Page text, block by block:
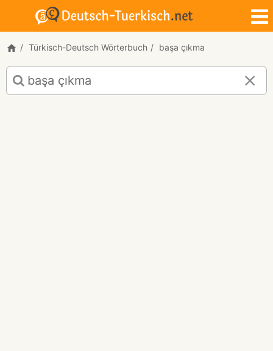
Türkisch-Deutsch Wörterbuch başa çıkma
Türkisch-
Deutsch
Übersetzung